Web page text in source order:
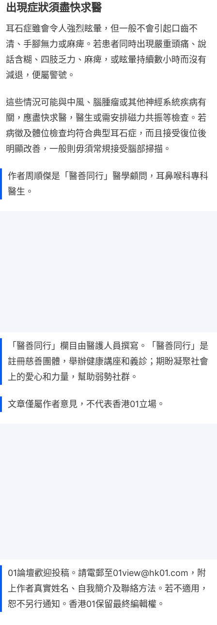
出現症狀須盡快求醫
耳石症雖會令人強烈眩暈，但一般不會引起口齒不
清、手腳無力或麻痺。若患者同時出現嚴重頭痛、說
話含糊、四肢乏力、麻痺，或眩暈持續數小時而沒有
減退，便屬警號。
這些情況可能與中風、腦腫瘤或其他神經系統疾病有
關，應盡快求醫，醫生或需安排磁力共振等檢查。若
病徵及體位檢查均符合典型耳石症，而且接受復位後
明顯改善，一般則毋須常規接受腦部掃描。
作者周順傑是「醫善同行」醫學顧問，耳鼻喉科專科
醫生。
「醫善同行」欄目由醫護人員撰寫。「醫善同行」是
註冊慈善團體，舉辦健康講座和義診；期盼凝聚社會
上的愛心和力量，幫助弱勢社群。
文章僅屬作者意見，不代表香港01立場。
01論壇歡迎投稿。請電郵至01view@hk01.com，附
上作者真實姓名、自我簡介及聯絡方法。若不適用，
恕不另行通知。香港01保留最終編輯權。